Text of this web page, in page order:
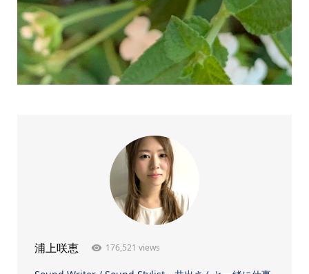
浦上咲恵 176,521 views